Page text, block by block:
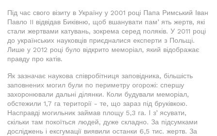
Під час свого візиту в Україну у 2001 році Папа Римський Іван
Павло II відвідав Биківню, щоб вшанувати памʼять жертв, які
стали жертвами катувань, зокрема серед поляків. У 2011 році
до українських науковців приєдналися експерти з Польщі.
Лише у 2012 році було відкрито меморіал, який відображає
правду про катів.
Як зазначає наукова співробітниця заповідника, більшість
заповнених могил були по периметру огорожі: спершу
захоронювали дальні ділянки. Коли будували меморіал,
обстежили 1,7 га території - те, що зараз під бруківкою.
Насправді могильник займав площу 5,3 га. І зʼясувати,
скільки там покоїться людей, дуже складно. За підсумками
досліджень і ексгумації виявили останки 6,5 тис. жертв. За